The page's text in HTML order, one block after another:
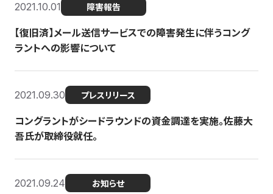
2021.10.01 障害報告
【復旧済】メール送信サービスでの障害発生に伴うコング
ラントへの影響について
2021.09.30 プレスリリース
コングラントがシードラウンドの資金調達を実施。佐藤大
吾氏が取締役就任。
2021.09.24 お知らせ